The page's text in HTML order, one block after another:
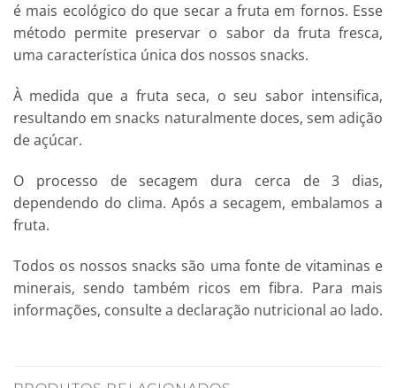
é mais ecológico do que secar a fruta em fornos. Esse
método permite preservar o sabor da fruta fresca,
uma característica única dos nossos snacks.
À medida que a fruta seca, o seu sabor intensifica,
resultando em snacks naturalmente doces, sem adição
de açúcar.
O processo de secagem dura cerca de 3 dias,
dependendo do clima. Após a secagem, embalamos a
fruta.
Todos os nossos snacks são uma fonte de vitaminas e
minerais, sendo também ricos em fibra. Para mais
informações, consulte a declaração nutricional ao lado.